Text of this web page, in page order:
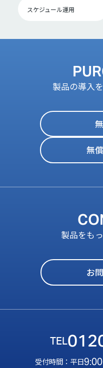
スケジュール運用
製品の導入
無
製品をも
お
受付時間：平日